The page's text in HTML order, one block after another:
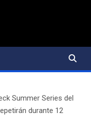
Summer Series del
durante 12